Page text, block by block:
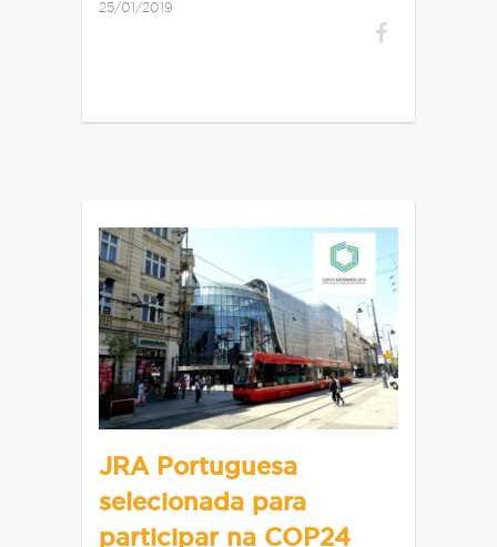
25/01/2019
JRA Portuguesa
selecionada para
participar na COP24